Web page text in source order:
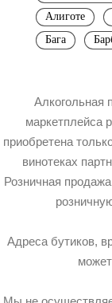
Алиготе
Бага
Алкогольная
маркетплейса
приобретена
винотеках
Розничная
Адреса бутиков,